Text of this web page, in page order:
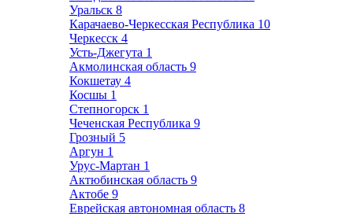
Уральск 8
Карачаево-Черкесская Республика 10
Черкесск 4
Усть-Джегута 1
Акмолинская область 9
Кокшетау 4
Косшы 1
Степногорск 1
Чеченская Республика 9
Грозный 5
Аргун 1
Урус-Мартан 1
Актюбинская область 9
Актобе 9
Еврейская автономная область 8